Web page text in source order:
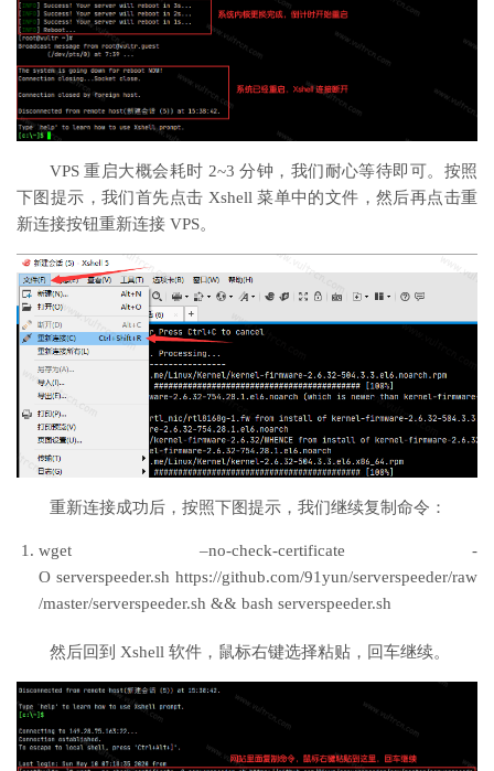
VPS 重启大概会耗时 2~3 分钟，我们耐心等待即可。按照
下图提示，我们首先点击 Xshell 菜单中的文件，然后再点击重
新连接按钮重新连接 VPS。
重新连接成功后，按照下图提示，我们继续复制命令：
wget –no-check-certificate -
O serverspeeder.sh https://github.com/91yun/serverspeeder/raw
/master/serverspeeder.sh && bash serverspeeder.sh
然后回到 Xshell 软件，鼠标右键选择粘贴，回车继续。